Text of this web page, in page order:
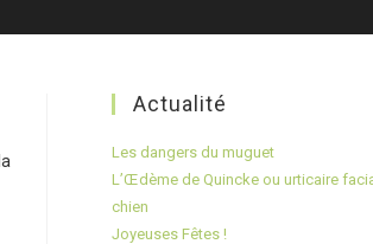
Actualité
Les dangers du muguet
L’Œdème de Quincke ou urticaire
chien
Joyeuses Fêtes !